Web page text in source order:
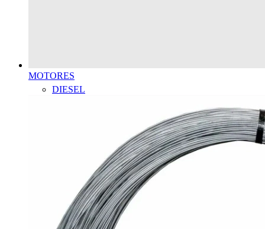
MOTORES
DIESEL